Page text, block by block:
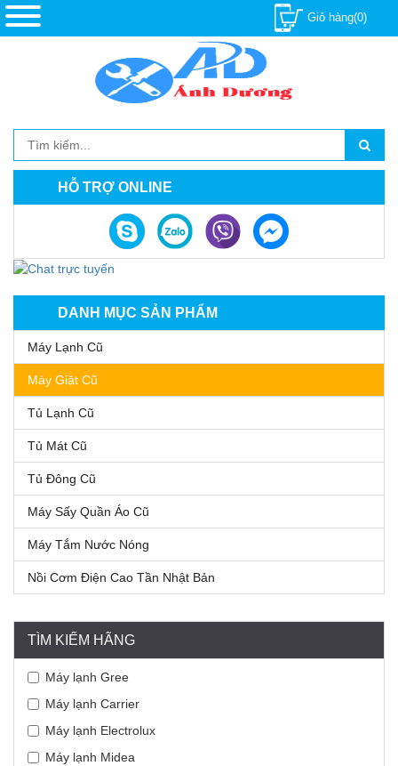
Giỏ hàng(0)
HỖ TRỢ ONLINE
DANH MỤC SẢN PHẨM
Máy Lạnh Cũ
Máy Giặt Cũ
Tủ Lạnh Cũ
Tủ Mát Cũ
Tủ Đông Cũ
Máy Sấy Quần Áo Cũ
Máy Tắm Nước Nóng
Nồi Cơm Điện Cao Tần Nhật Bản
TÌM KIẾM HÃNG
Máy lạnh Gree
Máy lạnh Carrier
Máy lạnh Electrolux
Máy lạnh Midea